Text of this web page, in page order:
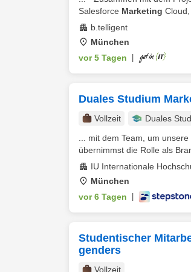
Salesforce Marketing
b.telligent
München
vor 5 Tagen
Duales Studium
Vollzeit Duales
... mit dem Team, um
übernimmst die Rolle als
IU Internationale
München
vor 6 Tagen
Studentischer
genders
Vollzeit